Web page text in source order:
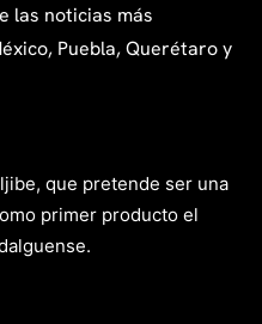
las noticias más
Puebla, Querétaro y
que pretende ser una
primer producto el